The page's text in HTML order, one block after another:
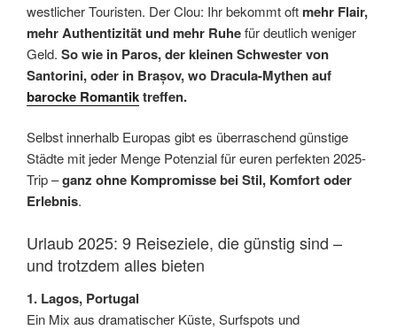
westlicher Touristen. Der Clou: Ihr bekommt oft mehr Flair,
mehr Authentizität und mehr Ruhefür deutlich weniger
Geld. So wie in Paros, der kleinen Schwester von
Santorini, oder in Brașov, wo Dracula-Mythen auf
barocke Romantiktreffen.
Selbst innerhalb Europas gibt es überraschend günstige
Städte mit jeder Menge Potenzial für euren perfekten 2025-
Trip –ganz ohne Kompromisse bei Stil, Komfort oder
Erlebnis.
Urlaub 2025: 9 Reiseziele, die günstig sind –
und trotzdem alles bieten
1. Lagos, Portugal
Ein Mix aus dramatischer Küste, Surfspots und